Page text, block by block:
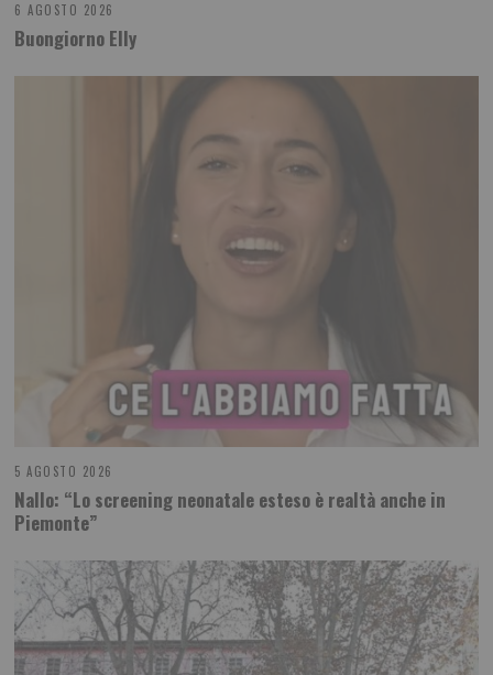
6 AGOSTO 2026
Buongiorno Elly
5 AGOSTO 2026
Nallo: “Lo screening neonatale esteso è realtà anche in
Piemonte”